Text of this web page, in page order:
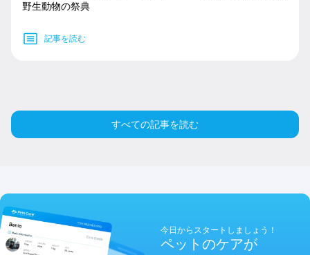
野生動物の祭典
記事を読む
すべての記事を読む
今日からスタートしましょう！
ペットのケアが